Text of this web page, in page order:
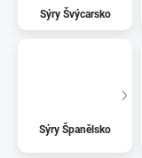
Sýry Švýcarsko
Sýry Španělsko